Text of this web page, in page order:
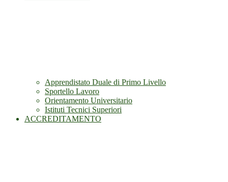
Apprendistato Duale di Primo Livello
Sportello Lavoro
Orientamento Universitario
Istituti Tecnici Superiori
ACCREDITAMENTO